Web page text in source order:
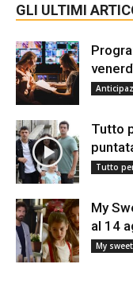
GLI ULTIMI
Tutto
Tutto
My
al 14
My